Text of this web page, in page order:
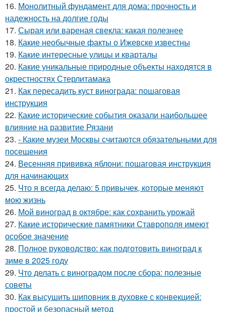
16. Монолитный фундамент для дома: прочность и
надежность на долгие годы
17. Сырая или вареная свекла: какая полезнее
18. Какие необычные факты о Ижевске известны
19. Какие интересные улицы и кварталы
20. Какие уникальные природные объекты находятся в
окрестностях Стерлитамака
21. Как пересадить куст винограда: пошаговая
инструкция
22. Какие исторические события оказали наибольшее
влияние на развитие Рязани
23. - Какие музеи Москвы считаются обязательными для
посещения
24. Весенняя прививка яблони: пошаговая инструкция
для начинающих
25. Что я всегда делаю: 5 привычек, которые меняют
мою жизнь
26. Мой виноград в октябре: как сохранить урожай
27. Какие исторические памятники Ставрополя имеют
особое значение
28. Полное руководство: как подготовить виноград к
зиме в 2025 году
29. Что делать с виноградом после сбора: полезные
советы
30. Как высушить шиповник в духовке с конвекцией:
простой и безопасный метод